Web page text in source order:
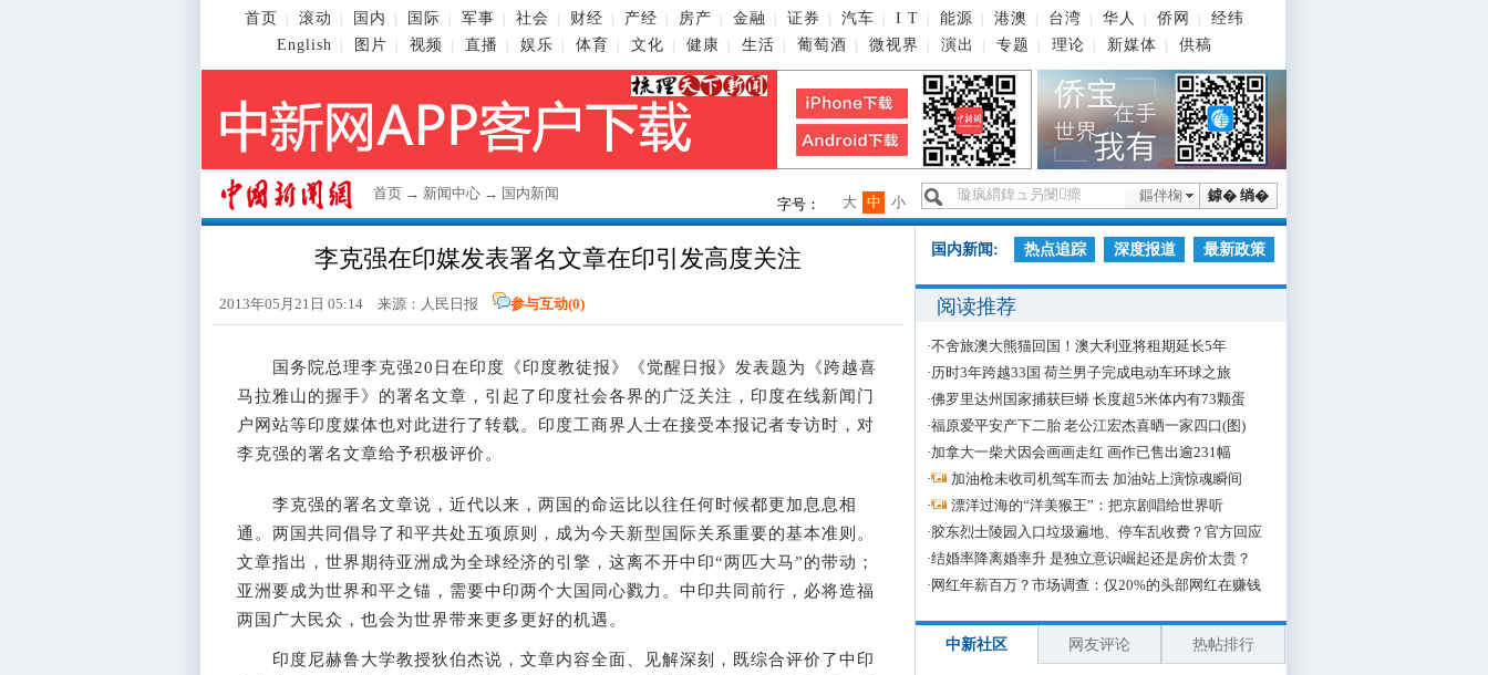
首页 滚动 国内 国际 军事 社会 财经 产经 房产 金融 证券 汽车 I T 能源 港澳 台湾 华人 侨网
经纬
English
图片 视频 直播 娱乐 体育 文化 健康 生活 葡萄酒 微视界 演出 专题 理论 新媒体 供稿
首页 → 新闻中心 → 国内新闻 鎼� 绱�
鏂伴椈
字号： 小
中
大
李克强在印媒发表署名文章在印引发高度关注
2013年05月21日 05:14 来源：人民日报 参与互动(0)
国务院总理李克强20日在印度《印度教徒报》《觉醒日报》发表题为《跨越喜
马拉雅山的握手》的署名文章，引起了印度社会各界的广泛关注，印度在线新闻门
户网站等印度媒体也对此进行了转载。印度工商界人士在接受本报记者专访时，对
李克强的署名文章给予积极评价。
李克强的署名文章说，近代以来，两国的命运比以往任何时候都更加息息相
通。两国共同倡导了和平共处五项原则，成为今天新型国际关系重要的基本准则。
文章指出，世界期待亚洲成为全球经济的引擎，这离不开中印“两匹大马”的带动；
亚洲要成为世界和平之锚，需要中印两个大国同心戮力。中印共同前行，必将造福
两国广大民众，也会为世界带来更多更好的机遇。
印度尼赫鲁大学教授狄伯杰说，文章内容全面、见解深刻，既综合评价了中印
国内新闻: 热点追踪 深度报道 最新政策
阅读推荐
·不舍旅澳大熊猫回国！澳大利亚将租期延长5年
·历时3年跨越33国 荷兰男子完成电动车环球之旅
·佛罗里达州国家捕获巨蟒 长度超5米体内有73颗蛋
·福原爱平安产下二胎 老公江宏杰喜晒一家四口(图)
·加拿大一柴犬因会画画走红 画作已售出逾231幅
·
加油枪未收司机驾车而去 加油站上演惊魂瞬间
·
漂洋过海的“洋美猴王”：把京剧唱给世界听
·胶东烈士陵园入口垃圾遍地、停车乱收费？官方回应
·结婚率降离婚率升 是独立意识崛起还是房价太贵？
· 网红年薪百万？市场调查：仅20%的头部网红在赚钱
中新社区 网友评论 热帖排行